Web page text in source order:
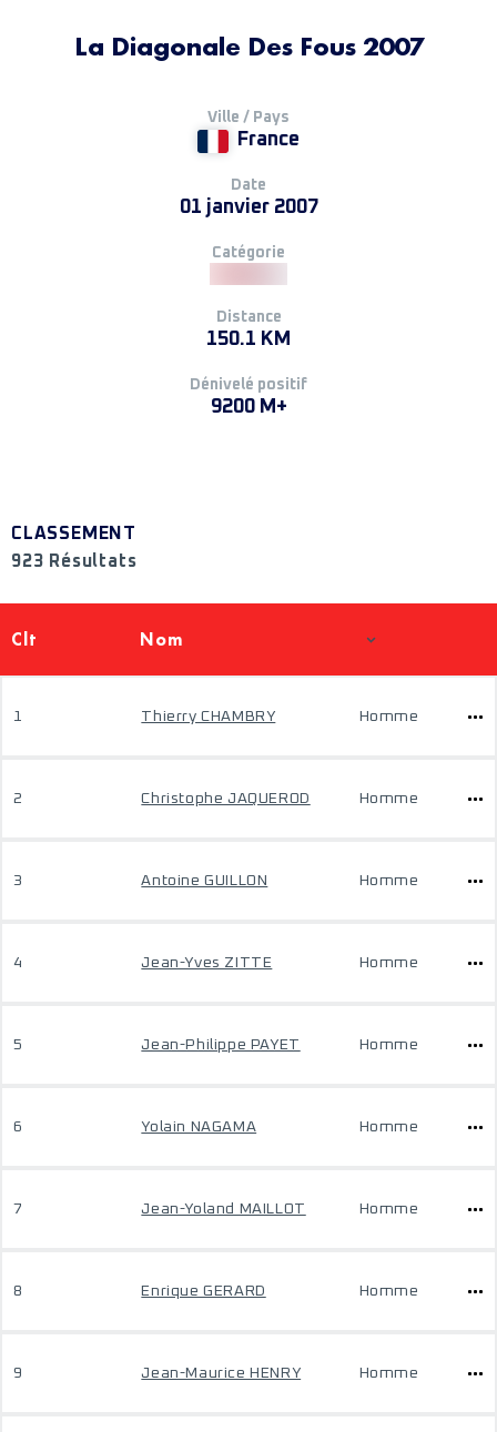
La Diagonale Des Fous 2007
Ville / Pays
France
Date
01 janvier 2007
Catégorie
Distance
150.1 KM
Dénivelé positif
9200 M+
CLASSEMENT
923 Résultats
Clt Nom
1 Thierry CHAMBRY Homme
2 Christophe JAQUEROD Homme
3 Antoine GUILLON Homme
4 Jean-Yves ZITTE Homme
5 Jean-Philippe PAYET Homme
6 Yolain NAGAMA Homme
7 Jean-Yoland MAILLOT Homme
8 Enrique GERARD Homme
9 Jean-Maurice HENRY Homme